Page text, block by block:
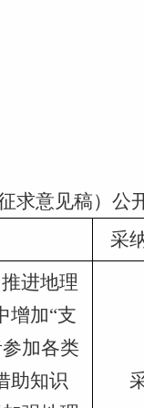
求意见稿）公
采
进地理
增加“支
加各类
助知识